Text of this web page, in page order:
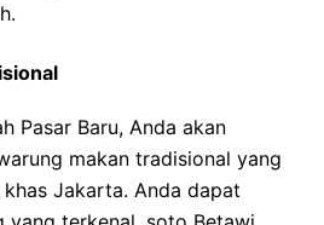
Pasar Baru, Anda akan
makan tradisional yang
Jakarta. Anda dapat